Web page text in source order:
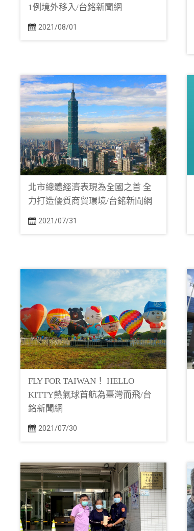
1例境外移入/台銘新聞網
2021/08/01
北市總體經濟表現為全國之首 全
力打造優質商貿環境/台銘新聞網
2021/07/31
FLY FOR TAIWAN！ HELLO
KITTY熱氣球首航為臺灣而飛/台
銘新聞網
2021/07/30